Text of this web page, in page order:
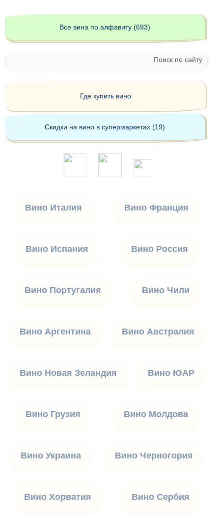
Все вина по алфавиту (693)
Поиск по сайту
Где купить вино
Скидки на вино в супермаркетах (19)
Вино Италия Вино Франция
Вино Испания Вино Россия
Вино Португалия Вино Чили
Вино Аргентина Вино Австралия
Вино Новая Зеландия Вино ЮАР
Вино Грузия Вино Молдова
Вино Украина Вино Черногория
Вино Хорватия Вино Сербия